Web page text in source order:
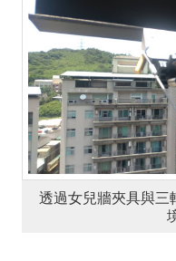
透過女兒牆夾具與三